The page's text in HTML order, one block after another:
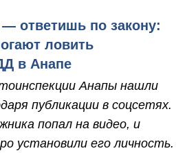
ответишь по закону:
ловить
в Анапе
Анапы нашли
публикации в соцсетях.
попал на видео, и
установили его личность.